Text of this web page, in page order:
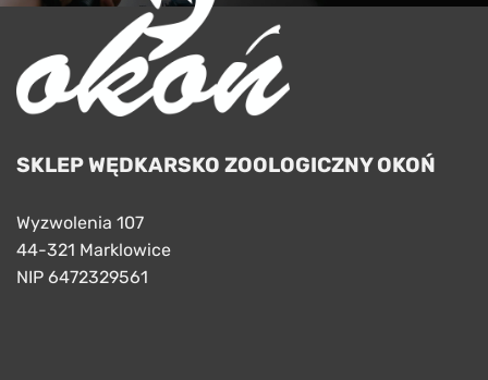
SKLEP WĘDKARSKO ZOOLOGICZNY OKOŃ
Wyzwolenia 107
44-321 Marklowice
NIP 6472329561